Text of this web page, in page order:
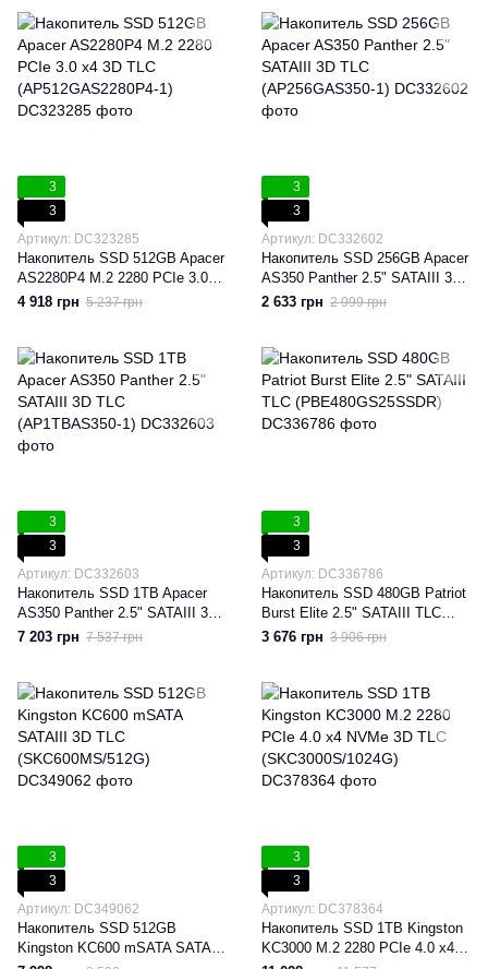
3
3
Артикул: DC323285
Накопитель SSD 512GB Apacer
AS2280P4 M.2 2280 PCIe 3.0
x4 3D TLC (AP512GAS2280P4-
4 918 грн 5 237 грн
3
3
Артикул: DC332602
Накопитель SSD 256GB Apacer
AS350 Panther 2.5" SATAIII 3D
TLC (AP256GAS350-1)
2 633 грн 2 999 грн
3
3
Артикул: DC332603
Накопитель SSD 1TB Apacer
AS350 Panther 2.5" SATAIII 3D
TLC (AP1TBAS350-1)
7 203 грн 7 537 грн
3
3
Артикул: DC336786
Накопитель SSD 480GB Patriot
Burst Elite 2.5" SATAIII TLC
(PBE480GS25SSDR)
3 676 грн 3 906 грн
3
3
Артикул: DC349062
Накопитель SSD 512GB
Kingston KC600 mSATA SATAIII
3
3
Артикул: DC378364
Накопитель SSD 1TB Kingston
KC3000 M.2 2280 PCIe 4.0 x4